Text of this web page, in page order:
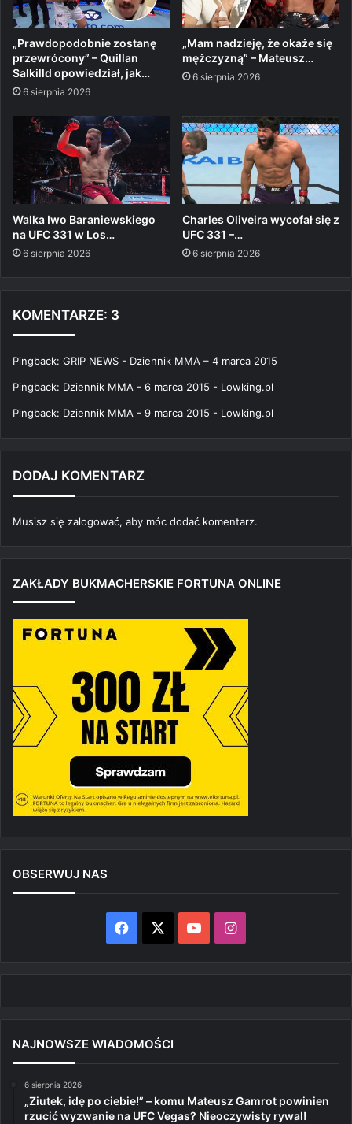
„Prawdopodobnie zostanę
przewrócony” – Quillan
Salkilld opowiedział, jak…
6 sierpnia 2026
„Mam nadzieję, że okaże się
mężczyzną” – Mateusz…
6 sierpnia 2026
Walka Iwo Baraniewskiego
na UFC 331 w Los…
6 sierpnia 2026
Charles Oliveira wycofał się z
UFC 331 –…
6 sierpnia 2026
KOMENTARZE: 3
Pingback: GRIP NEWS - Dziennik MMA – 4 marca 2015
Pingback: Dziennik MMA - 6 marca 2015 - Lowking.pl
Pingback: Dziennik MMA - 9 marca 2015 - Lowking.pl
DODAJ KOMENTARZ
Musisz się zalogować, aby móc dodać komentarz.
ZAKŁADY BUKMACHERSKIE FORTUNA ONLINE
OBSERWUJ NAS
Facebook YouTubeInstagram
NAJNOWSZE WIADOMOŚCI
6 sierpnia 2026
„Ziutek, idę po ciebie!” – komu Mateusz Gamrot powinien
rzucić wyzwanie na UFC Vegas? Nieoczywisty rywal!